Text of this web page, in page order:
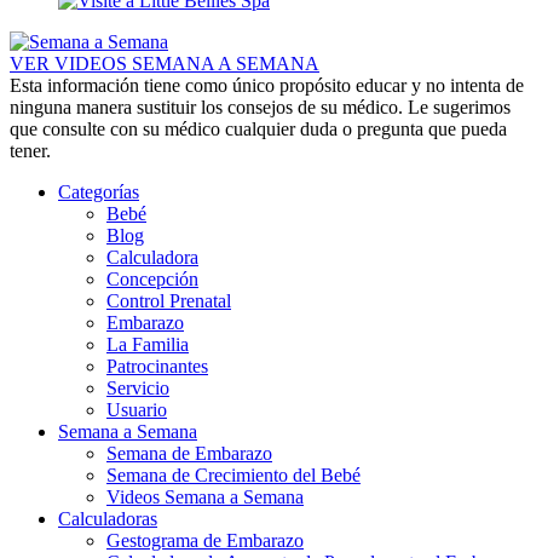
VER VIDEOS SEMANA A SEMANA
Esta información tiene como único propósito educar y no intenta de
ninguna manera sustituir los consejos de su médico. Le sugerimos
que consulte con su médico cualquier duda o pregunta que pueda
tener.
Categorías
Bebé
Blog
Calculadora
Concepción
Control Prenatal
Embarazo
La Familia
Patrocinantes
Servicio
Usuario
Semana a Semana
Semana de Embarazo
Semana de Crecimiento del Bebé
Videos Semana a Semana
Calculadoras
Gestograma de Embarazo